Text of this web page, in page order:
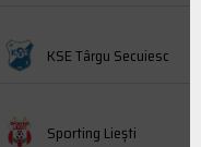
KSE Târgu Secuiesc
Sporting Liești